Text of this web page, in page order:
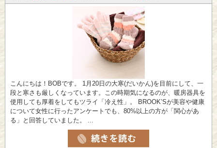
こんにちは！BOBです。 1月20日の大寒(だいかん)を目前にして、一
段と寒さも厳しくなっています。この時期気になるのが、暖房器具を
使用しても厚着をしてもツライ「冷え性」。 BROOK’Sが美容や健康
について女性に行ったアンケートでも、80%以上の方が「関心があ
る」と回答していました。 ...